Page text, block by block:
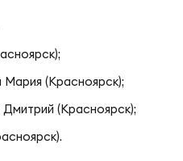
Кубок России
Судьи
Мария (Красноярск);
(Красноярск);